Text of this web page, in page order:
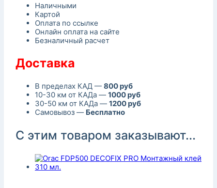
Наличными
Картой
Оплата по ссылке
Онлайн оплата на сайте
Безналичный расчет
Доставка
В пределах КАД — 800 руб
10-30 км от КАДа — 1000 руб
30-50 км от КАДа — 1200 руб
Самовывоз — Бесплатно
С этим товаром заказывают...